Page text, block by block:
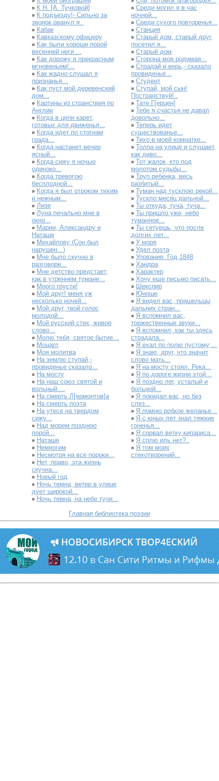
» К Н. [А. Тучковой]
» К подъезду!- Сильно за
звонок рванул я..
» Кабак
» Кавказскому офицеру
» Как были хороши порой
весенней неги ...
» Как дорожу я прекрасным
мгновеньем!...
» Как жадно слушал я
признанья...
» Как пуст мой деревенский
дом...
» Картины из странствия по
Англии
» Когда в цепи карет,
готовых для движенья...
» Когда идет по стогнам
града...
» Когда настанет вечер
ясный...
» Когда сижу я ночью
одиноко...
» Когда тревогою
бесплодной...
» Когда я был отроком тихим
и нежным...
» Лизе
» Луна печально мне в
окно...
» Марии, Александру и
Наташе
» Михайлову (Сон был
нарушен...)
» Мне было скучно в
разговоре...
» Мне детство предстает,
как в утреннем тумане...
» Много грусти!
» Мой друг! меня уж
несколько ночей...
» Мой друг, твой голос
молодой...
» Мой русский стих, живое
слово...
» Молю тебя, святое бытие...
» Моцарт
» Моя молитва
» На землю ступай,-
провиденье сказало...
» На мосту
» На наш союз святой и
вольный ...
» На смерть Л[ермонтов]а
» На смерть поэта
» На утесе на твердом
сижу...
» Над морем позднею
порой...
» Наташе
» Немногим
» Несмотря на все пороки...
» Нет, право, эта жизнь
скучна...
» Новый год
» Ночь темна, ветер в улице
дует широкой...
» Ночь темна, на небе тучи...
» Среди могил я в час
ночной...
» Среди сухого повторенья...
» Станция
» Старый дом, старый друг,
посетил я...
» Старый дом
» Сторона моя родимая...
» Страдай и верь,- сказало
провиденье...
» Студент
» Ступай, мой сын!
Постранствуй!..
» Тате Г[ерцен]
» Тебе я счастья не давал
довольно...
» Теперь идет
существованье...
» Тихо в моей комнатке...
» Толпа на улице и слушает,
как диво...
» Тот жалок, кто под
молотом судьбы...
» Труп ребенка, весь
разбитый...
» Туман над тусклою рекой...
» Тускло месяц дальной...
» Ты откуда, туча, туча...
» Ты пришло уже, небо
туманное...
» Ты сетуешь, что после
долгих лет...
» У моря
» Удел поэта
» Упование. Год 1848
» Хандра
» Характер
» Хочу еще письмо писать...
» Шекспир
» Юноше
» Я видел вас, пришельцы
дальних стран...
» Я вспомнил вас,
торжественные звуки...
» Я вспомнил, как ты здесь
страдала...
» Я ехал по полю пустому;...
» Я знаю, друг, что значит
слово мать...
» Я на мосту стоял. Река...
» Я по дороге жизни этой...
» Я поздно лег, усталый и
больной...
» Я покидал вас, но без
слез...
» Я помню робкое желанье...
» Я с юных лет знал тяжкие
гоненья...
» Я сорвал ветку кипариса...
» Я сплю иль нет?..
» Я том моих
стихотворений...
Главная библиотека поэзии